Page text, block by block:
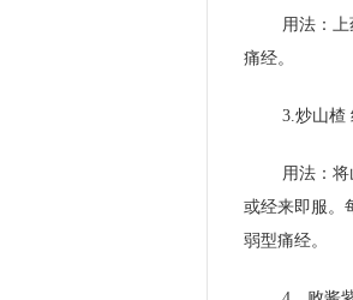
用法：
痛经。
3.炒山楂
用法：
或经来即服。
弱型痛经。